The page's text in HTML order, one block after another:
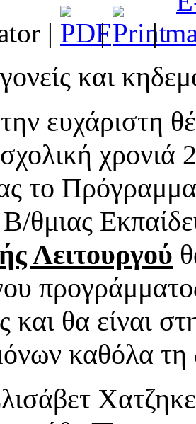
| | |
και
ευχάριστη
χρονιά
το
θμιας
Λειτουργού
και θα είναι
καθόλα τη